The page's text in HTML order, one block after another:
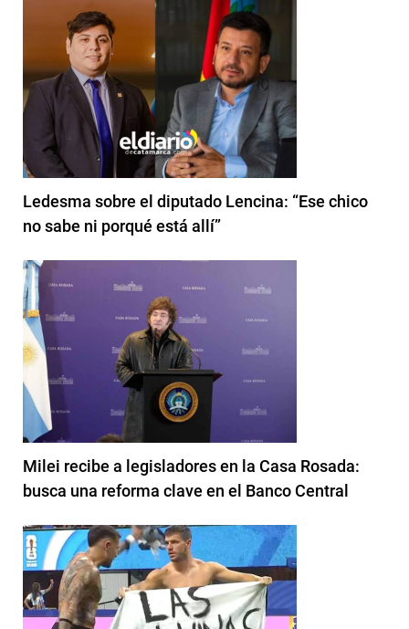
Ledesma sobre el diputado Lencina: “Ese chico
no sabe ni porqué está allí”
Milei recibe a legisladores en la Casa Rosada:
busca una reforma clave en el Banco Central